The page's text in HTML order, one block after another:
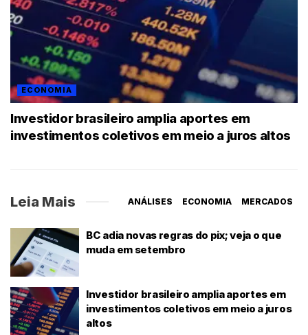
ECONOMIA
Investidor brasileiro amplia aportes em
investimentos coletivos em meio a juros altos
Leia Mais ANÁLISES ECONOMIA MERCADOS
BC adia novas regras do pix; veja o que
muda em setembro
Investidor brasileiro amplia aportes em
investimentos coletivos em meio a juros
altos